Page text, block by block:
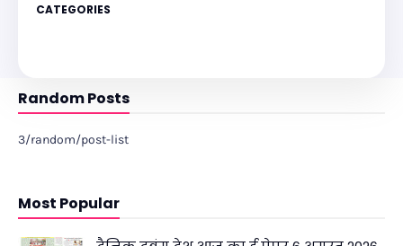
CATEGORIES
Random Posts
3/random/post-list
Most Popular